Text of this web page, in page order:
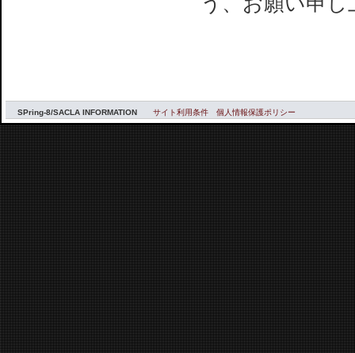
SPring-8/SACLA INFORMATION サイト利用条件 個人情報保護ポリシー